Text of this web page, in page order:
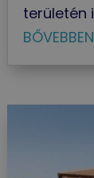
területén
BŐVEBBEN